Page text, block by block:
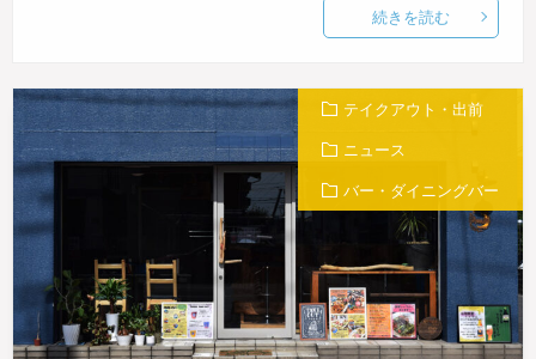
続きを読む
テイクアウト・出前
ニュース
バー・ダイニングバー